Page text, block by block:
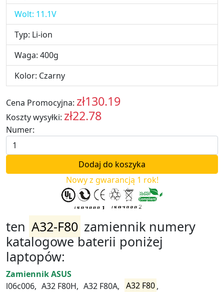
Wolt: 11.1V
Typ: Li-ion
Waga: 400g
Kolor: Czarny
Cena Promocyjna: zł130.19
Koszty wysyłki: zł22.78
Numer:
Nowy z gwarancją 1 rok!
ten A32-F80 zamiennik numery
katalogowe baterii poniżej
laptopów:
Zamiennik ASUS
l06c006, A32 F80H, A32 F80A, A32 F80,